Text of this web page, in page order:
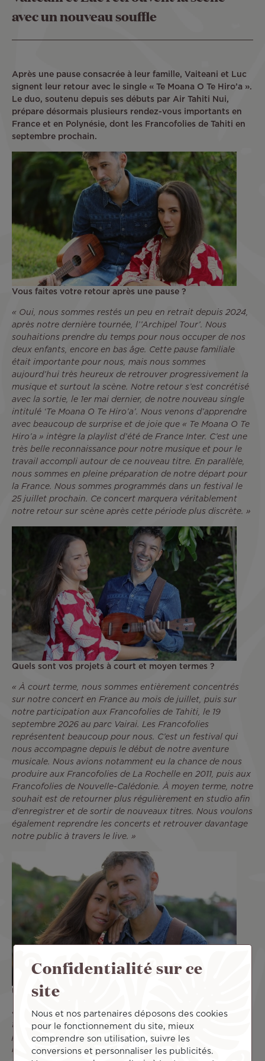
avec un nouveau souffle
Après une pause consacrée à leur famille, Vaiteani et Luc
signent leur retour avec le single « Te Moana O Te Hiro’a ».
Le duo, soutenu depuis ses débuts par Air Tahiti Nui,
prépare désormais plusieurs rendez-vous importants en
France et en Polynésie, dont les Francofolies de Tahiti en
septembre prochain.
Vous faites votre retour après une pause ?
« Oui, nous sommes restés un peu en retrait depuis 2024,
après notre dernière tournée, l’’Archipel Tour’. Nous
souhaitions prendre du temps pour nous occuper de nos
deux enfants, encore en bas âge. Cette pause familiale
était importante pour nous, mais nous sommes
aujourd’hui très heureux de retrouver progressivement la
musique et surtout la scène. Notre retour s’est concrétisé
avec la sortie, le 1er mai dernier, de notre nouveau single
intitulé ‘Te Moana O Te Hiro’a’. Nous venons d’apprendre
avec beaucoup de surprise et de joie que « Te Moana O Te
Hiro’a » intègre la playlist d’été de France Inter. C’est une
très belle reconnaissance pour notre musique et pour le
travail accompli autour de ce nouveau titre. En parallèle,
nous sommes en pleine préparation de notre départ pour
la France. Nous sommes programmés dans un festival le
25 juillet prochain. Ce concert marquera véritablement
notre retour sur scène après cette période plus discrète. »
Quels sont vos projets à court et moyen termes ?
« À court terme, nous sommes entièrement concentrés
sur notre concert en France au mois de juillet, puis sur
notre participation aux Francofolies de Tahiti, le 19
septembre 2026 au parc Vairai. Les Francofolies
représentent beaucoup pour nous. C’est un festival qui
nous accompagne depuis le début de notre aventure
musicale. Nous avions notamment eu la chance de nous
produire aux Francofolies de La Rochelle en 2011, puis aux
Francofolies de Nouvelle-Calédonie. À moyen terme, notre
souhait est de retourner plus régulièrement en studio afin
d’enregistrer et de sortir de nouveaux titres. Nous voulons
également reprendre les concerts et retrouver davantage
notre public à travers le live. »
Un dernier mot ou des remerciements ?
« Un très grand merci à Air Tahiti Nui, qui nous soutient
fidèlement depuis le début de cette aventure à travers son
programme « Ambassadeurs ». Ce partenariat va une
nouvelle fois nous permettre de nous produire en
Confidentialité sur ce
site
Nous et nos partenaires déposons des cookies
pour le fonctionnement du site, mieux
comprendre son utilisation, suivre les
conversions et personnaliser les publicités.